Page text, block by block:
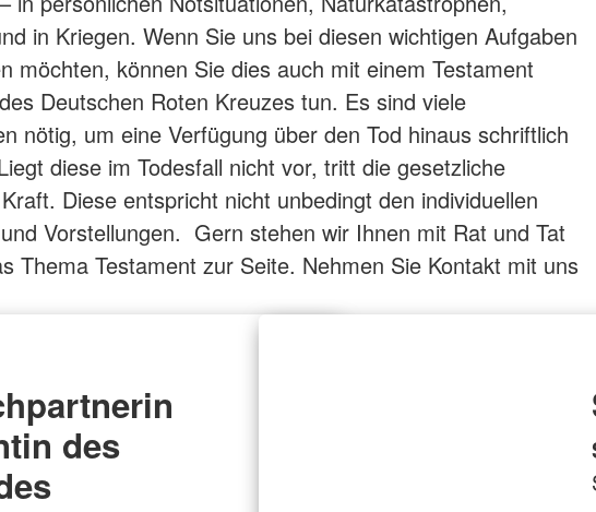
in Kriegen. Wenn Sie uns bei diesen wichtigen Aufgaben
möchten, können Sie dies auch mit einem Testament
Deutschen Roten Kreuzes tun. Es sind viele
nötig, um eine Verfügung über den Tod hinaus schriftlich
diese im Todesfall nicht vor, tritt die gesetzliche
Diese entspricht nicht unbedingt den individuellen
Vorstellungen. Gern stehen wir Ihnen mit Rat und Tat
Thema Testament zur Seite. Nehmen Sie Kontakt mit uns
des